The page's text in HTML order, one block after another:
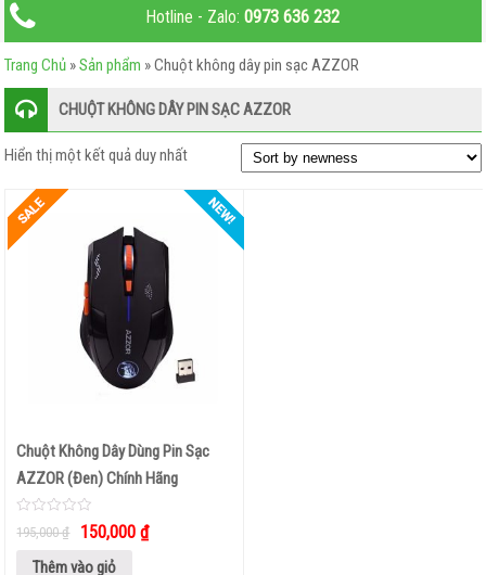
DOCK
SẠC
MICRO
KARAOKE
ÂM
GIÁ
ĐÈN
PIN
ĐÈN
Hotline - Zalo:0973 636 232
Trang Chủ »Sản phẩm »Chuột không dây pin sạc AZZOR
CHUỘT KHÔNG DÂY PIN SẠC AZZOR
Hiển thị một kết quả duy nhất
Chuột Không Dây Dùng Pin Sạc
AZZOR (Đen) Chính Hãng
0
out
195,000₫ 150,000₫
Thêm vào giỏ